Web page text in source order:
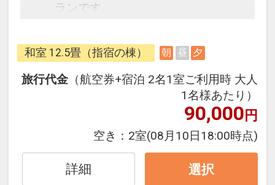
ランです。
うれしい♪到着時に抹茶と和菓子の
サービス
フライトと宿泊を自由に組み合わせ
できるダイナミックパッケージだか
ら、一都市滞在はもちろん周遊旅行
にも最適！
旅行期間中の1泊だけの宿泊や延
泊・飛び泊なども自由自在です。
和室 12.5畳（指宿の棟） 朝 昼 夕
旅行代金 （航空券+宿泊 2名1室ご利用時 大人
1名様あたり）
90,000円
空き： 2室(08月10日18:00時点)
詳細 選択